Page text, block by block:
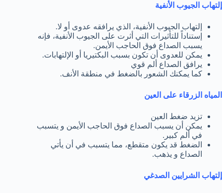
إلتهاب الجيوب الأنفية
إلتهاب الجيوب الأنفية، الذي يرافقه عدوى أو لا.
إستناداً للتأثيرات التي أثرت على الجيوب الأنفية، فإنه
يسبب الصداع فوق الحاجب الأيمن.
يمكن للعدوى أن تكون بسبب البكتيريا أو الإلتهابات.
يرافق الصداع ألم قوي
كما يمكنك الشعور بالضغط في منطقة الأنف.
المياه الزرقاء على العين
تزيد ضغط العين
يمكن أن يسبب الصداع فوق الحاجب الأيمن و يتسبب
في ألم كبير.
الضغط قد يكون متقطع، مما يتسبب في أن يأتي
الصداع و يذهب.
إلتهاب الشرايين الصدغي